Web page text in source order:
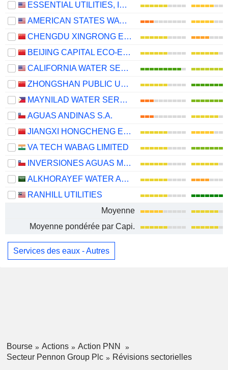
ESSENTIAL UTILITIES, INC.
AMERICAN STATES WATER COMPANY
CHENGDU XINGRONG ENVIRONMENT CO., LTD.
BEIJING CAPITAL ECO-ENVIRONMENT PROTECTION GROUP CO., LTD.
CALIFORNIA WATER SERVICE GROUP
ZHONGSHAN PUBLIC UTILITIES GROUP CO.,LTD
MAYNILAD WATER SERVICES, INC.
AGUAS ANDINAS S.A.
JIANGXI HONGCHENG ENVIRONMENT CO.,LTD.
VA TECH WABAG LIMITED
INVERSIONES AGUAS METROPOLITANAS S.A.
ALKHORAYEF WATER AND POWER TECHNOLOGIES COMPANY
RANHILL UTILITIES
Moyenne
Moyenne pondérée par Capi.
Services des eaux - Autres
Bourse Actions
Action PNN
Secteur Pennon Group Plc
Révisions sectorielles